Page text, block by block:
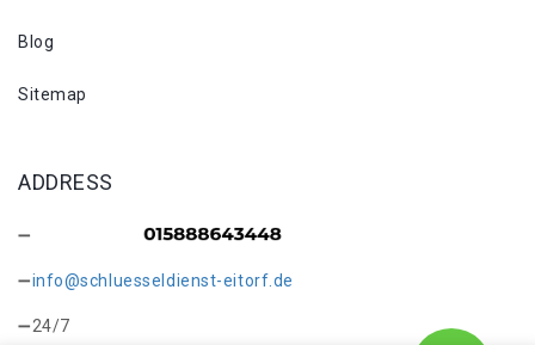
Blog
Sitemap
ADDRESS
info@schluesseldienst-eitorf.de
24/7